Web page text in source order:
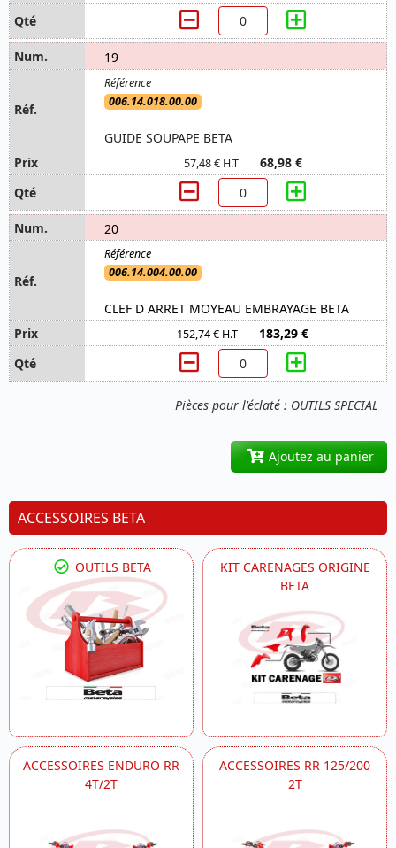
Pièces pour l'éclaté : OUTILS SPECIAL
19
006.14.018.00.00
GUIDE SOUPAPE BETA
57,48 € H.T 68,98 €
20
006.14.004.00.00
CLEF D ARRET MOYEAU EMBRAYAGE BETA
152,74 € H.T 183,29 €
Ajoutez au panier
ACCESSOIRES BETA
OUTILS BETA
KIT CARENAGES ORIGINE
BETA
ACCESSOIRES ENDURO RR
4T/2T
ACCESSOIRES RR 125/200
2T